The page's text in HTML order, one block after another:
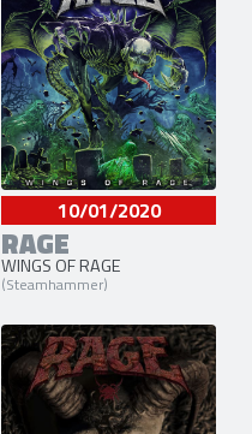
10/01/2020
RAGE
WINGS OF RAGE
(Steamhammer)